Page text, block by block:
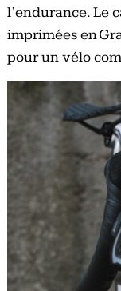
l’endurance. Le
imprimées en
pour un vélo